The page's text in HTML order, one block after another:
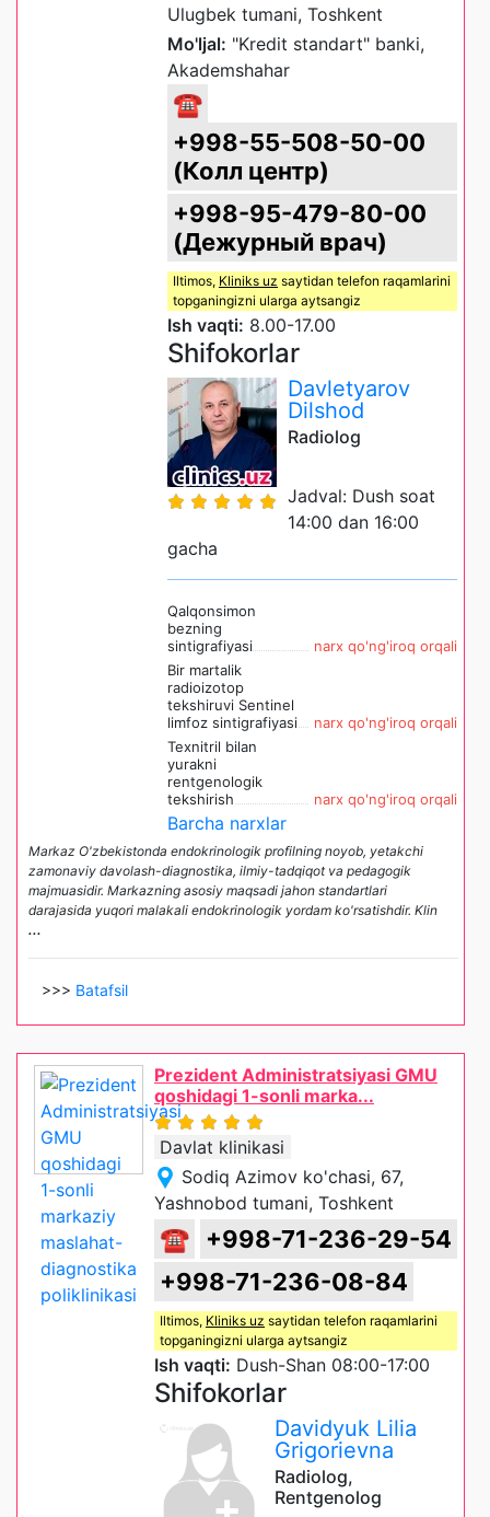
Ulugbek tumani, Toshkent
Mo'ljal: "Kredit standart" banki,
Akademshahar
☎
+998-55-508-50-00
(Колл центр)
+998-95-479-80-00
(Дежурный врач)
Iltimos, Kliniks uz saytidan telefon raqamlarini
topganingizni ularga aytsangiz
Ish vaqti: 8.00-17.00
Shifokorlar
Davletyarov
Dilshod
Radiolog
Jadval: Dush soat
14:00 dan 16:00
gacha
Qalqonsimon
bezning
sintigrafiyasi
narx qo'ng'iroq orqali
Bir martalik
radioizotop
tekshiruvi Sentinel
limfoz sintigrafiyasi
narx qo'ng'iroq orqali
Texnitril bilan
yurakni
rentgenologik
tekshirish
narx qo'ng'iroq orqali
Barcha narxlar
Markaz O'zbekistonda endokrinologik profilning noyob, yetakchi
zamonaviy davolash-diagnostika, ilmiy-tadqiqot va pedagogik
majmuasidir. Markazning asosiy maqsadi jahon standartlari
darajasida yuqori malakali endokrinologik yordam ko'rsatishdir. Klin
...
>>> Batafsil
Prezident Administratsiyasi GMU
qoshidagi 1-sonli marka...
Davlat klinikasi
Sodiq Azimov ko'chasi, 67,
Yashnobod tumani, Toshkent
☎
+998-71-236-29-54
+998-71-236-08-84
Iltimos, Kliniks uz saytidan telefon raqamlarini
topganingizni ularga aytsangiz
Ish vaqti: Dush-Shan 08:00-17:00
Shifokorlar
Davidyuk Lilia
Grigorievna
Radiolog,
Rentgenolog